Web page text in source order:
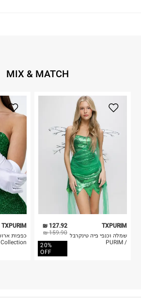
MIX & MATCH
TXPURIM
Collection
127.92 ₪
159.90 ₪
20%
OFF
TXPURIM
שמלה וכנפי פיה טינקרבל
/ PURIM